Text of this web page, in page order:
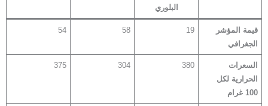
البلوري
قيمة المؤشر
الجغرافي
19
58
54
السعرات
الحرارية لكل
100 غرام
380
304
375